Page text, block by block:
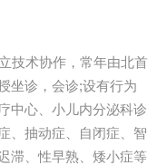
技术协作，常年由北首
坐诊，会诊;设有行为
中心、小儿内分泌科诊
、抽动症、自闭症、智
滞、性早熟、矮小症等